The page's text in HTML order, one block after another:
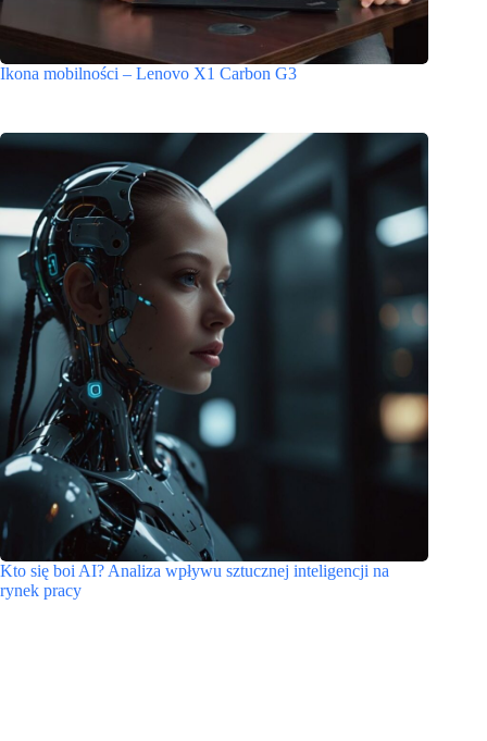
Ikona mobilności – Lenovo X1 Carbon G3
Kto się boi AI? Analiza wpływu sztucznej inteligencji na
rynek pracy